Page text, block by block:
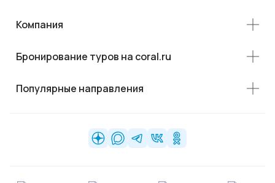
Компания
Бронирование туров на coral.ru
Популярные направления